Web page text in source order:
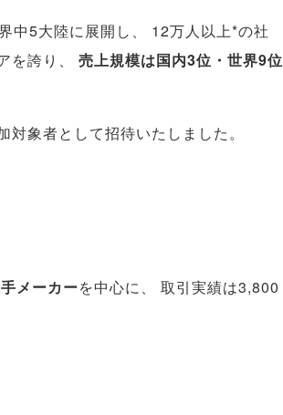
中5大陸に展開し 、
12万人以上*の社
を誇り 、
売上規模は国内3位・世界9位
対象者として招待いたしました。
メーカーを中心に、
取引実績は3,800